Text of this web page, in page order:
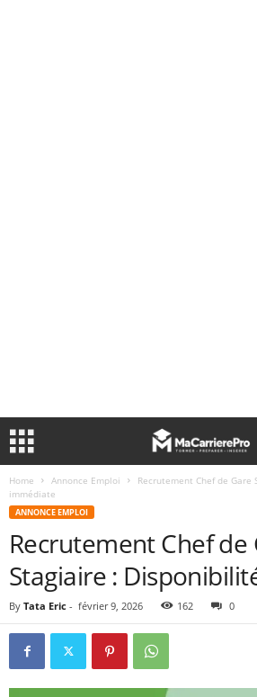
Home Annonce Emploi
Recrutement Chef de
immédiate
ANNONCE EMPLOI
Recrutement Chef de
Stagiaire :
By Tata Eric - février 9, 2026 162 0